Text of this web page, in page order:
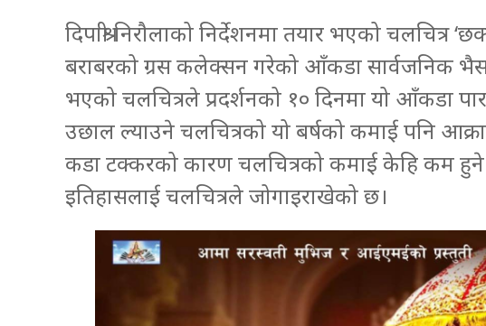
दिपाश्री निरौलाको निर्देशनमा तयार भएको चलचित्र
बराबरको ग्रस कलेक्सन गरेको आँकडा सार्वजनिक
भएको चलचित्रले प्रदर्शनको १० दिनमा यो आँकडा
उछाल ल्याउने चलचित्रको यो बर्षको कमाई पनि
कडा टक्करको कारण चलचित्रको कमाई केहि कम
इतिहासलाई चलचित्रले जोगाइराखेको छ।